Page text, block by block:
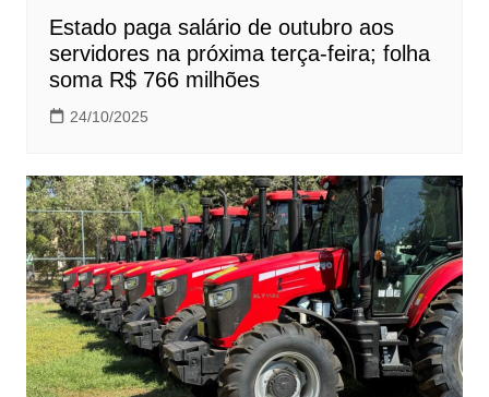
Estado paga salário de outubro aos
servidores na próxima terça-feira; folha
soma R$ 766 milhões
24/10/2025